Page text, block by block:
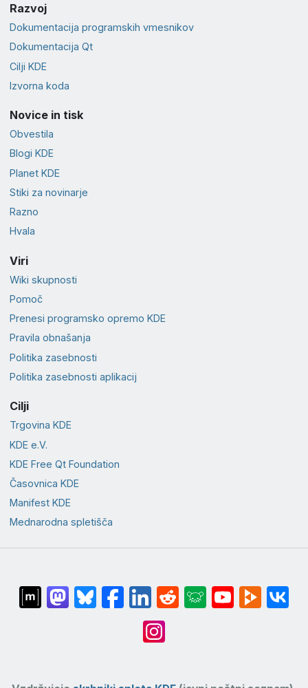
Razvoj
Dokumentacija programskih vmesnikov
Dokumentacija Qt
Cilji KDE
Izvorna koda
Novice in tisk
Obvestila
Blogi KDE
Planet KDE
Stiki za novinarje
Razno
Hvala
Viri
Wiki skupnosti
Pomoč
Prenesi programsko opremo KDE
Pravila obnašanja
Politika zasebnosti
Politika zasebnosti aplikacij
Cilji
Trgovina KDE
KDE e.V.
KDE Free Qt Foundation
Časovnica KDE
Manifest KDE
Mednarodna spletišča